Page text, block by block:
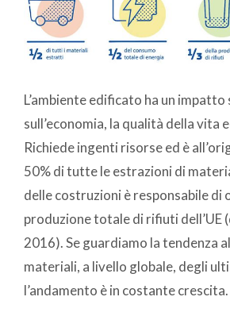
L’ambiente edificato ha un
sull’economia, la qualità della vita
Richiede ingenti risorse ed è
50% di tutte le estrazioni di
delle costruzioni è responsabile di
produzione totale di rifiuti dell’UE
2016). Se guardiamo la tendenza
materiali, a livello globale, degli
l’andamento è in costante crescita.